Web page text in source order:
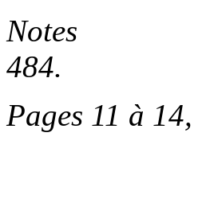
Notes
484.
Pages 11 à